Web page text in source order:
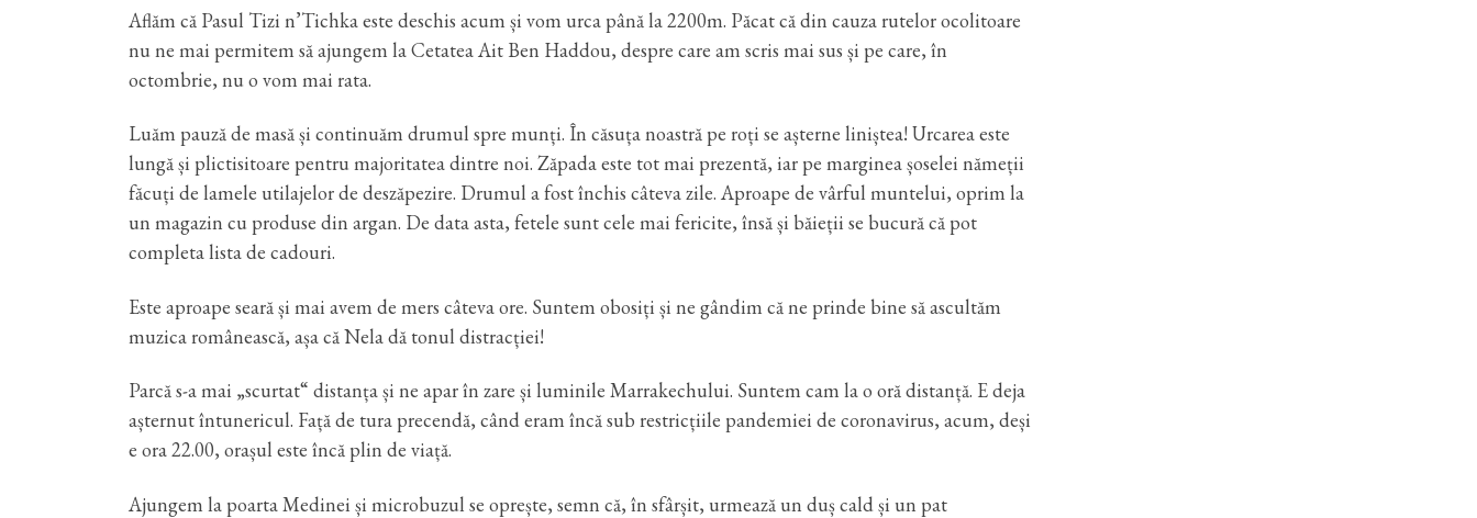
Aflăm că Pasul Tizi n’Tichka este deschis acum și vom urca până la 2200m. Păcat că din cauza rutelor ocolitoare
nu ne mai permitem să ajungem la Cetatea Ait Ben Haddou, despre care am scris mai sus și pe care, în
octombrie, nu o vom mai rata.
Luăm pauză de masă și continuăm drumul spre munți. În căsuța noastră pe roți se așterne liniștea! Urcarea este
lungă și plictisitoare pentru majoritatea dintre noi. Zăpada este tot mai prezentă, iar pe marginea șoselei nămeții
făcuți de lamele utilajelor de deszăpezire. Drumul a fost închis câteva zile. Aproape de vârful muntelui, oprim la
un magazin cu produse din argan. De data asta, fetele sunt cele mai fericite, însă și băieții se bucură că pot
completa lista de cadouri.
Este aproape seară și mai avem de mers câteva ore. Suntem obosiți și ne gândim că ne prinde bine să ascultăm
muzica românească, așa că Nela dă tonul distracției!
Parcă s-a mai „scurtat“ distanța și ne apar în zare și luminile Marrakechului. Suntem cam la o oră distanță. E deja
așternut întunericul. Față de tura precendă, când eram încă sub restricțiile pandemiei de coronavirus, acum, deși
e ora 22.00, orașul este încă plin de viață.
Ajungem la poarta Medinei și microbuzul se oprește, semn că, în sfârșit, urmează un duș cald și un pat